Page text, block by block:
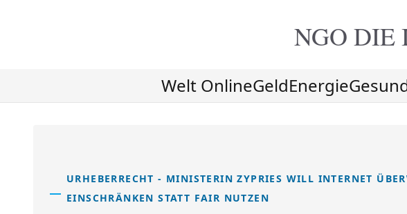
NGO DIE
Welt OnlineGeldEnergie
URHEBERRECHT - MINISTERIN ZYPRIES WILL INTERNET
EINSCHRÄNKEN STATT FAIR NUTZEN